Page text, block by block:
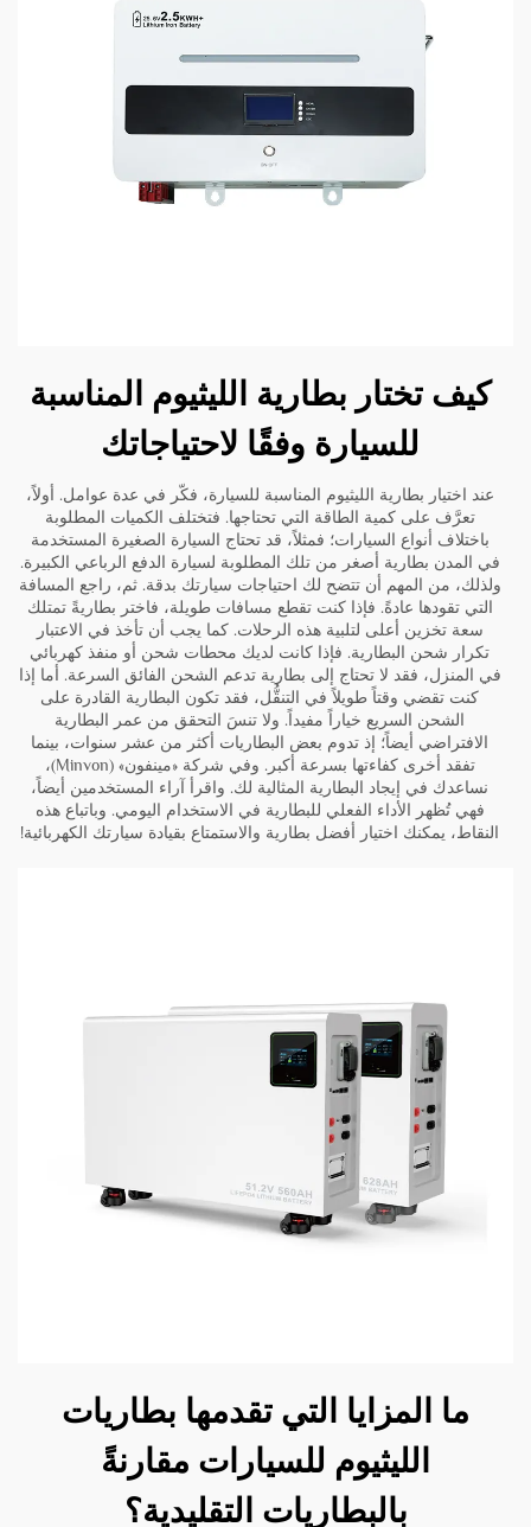
كيف تختار بطارية الليثيوم المناسبة
للسيارة وفقًا لاحتياجاتك
عند اختيار بطارية الليثيوم المناسبة للسيارة، فكّر في عدة عوامل. أولاً،
تعرَّف على كمية الطاقة التي تحتاجها. فتختلف الكميات المطلوبة
باختلاف أنواع السيارات؛ فمثلاً، قد تحتاج السيارة الصغيرة المستخدمة
في المدن بطارية أصغر من تلك المطلوبة لسيارة الدفع الرباعي الكبيرة.
ولذلك، من المهم أن تتضح لك احتياجات سيارتك بدقة. ثم، راجع المسافة
التي تقودها عادةً. فإذا كنت تقطع مسافات طويلة، فاختر بطاريةً تمتلك
سعة تخزين أعلى لتلبية هذه الرحلات. كما يجب أن تأخذ في الاعتبار
تكرار شحن البطارية. فإذا كانت لديك محطات شحن أو منفذ كهربائي
في المنزل، فقد لا تحتاج إلى بطارية تدعم الشحن الفائق السرعة. أما إذا
كنت تقضي وقتاً طويلاً في التنقُّل، فقد تكون البطارية القادرة على
الشحن السريع خياراً مفيداً. ولا تنسَ التحقق من عمر البطارية
الافتراضي أيضاً؛ إذ تدوم بعض البطاريات أكثر من عشر سنوات، بينما
تفقد أخرى كفاءتها بسرعة أكبر. وفي شركة «مينفون» (Minvon)،
نساعدك في إيجاد البطارية المثالية لك. واقرأ آراء المستخدمين أيضاً،
فهي تُظهر الأداء الفعلي للبطارية في الاستخدام اليومي. وباتباع هذه
النقاط، يمكنك اختيار أفضل بطارية والاستمتاع بقيادة سيارتك الكهربائية!
ما المزايا التي تقدمها بطاريات
الليثيوم للسيارات مقارنةً
بالبطاريات التقليدية؟